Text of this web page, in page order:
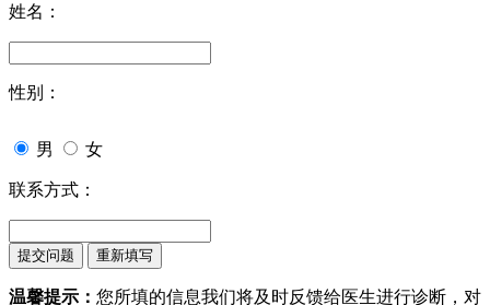
姓名：
性别：
男 女
联系方式：
温馨提示： 您所填的信息我们将及时反馈给医生进行诊断，对